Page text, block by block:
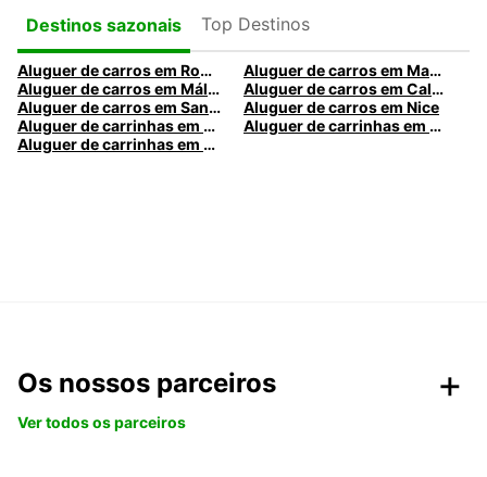
Destinos sazonais
Top Destinos
Aluguer de carros em Roma
Aluguer de carros em Madrid
Aluguer de carros em Málaga
Aluguer de carros em Caldas da Rainha
Aluguer de carros em Santa Maria da Feira
Aluguer de carros em Nice
Aluguer de carrinhas em Nice
Aluguer de carrinhas em Santa Maria da Feira
Aluguer de carrinhas em Caldas da Rainha
Os nossos parceiros
Ver todos os parceiros